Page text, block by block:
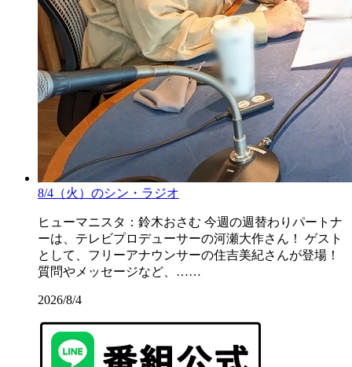
8/4（火）のシン・ラジオ
ヒューマニスタ：鈴木おさむ 今週の週替わりパートナ
ーは、テレビプロデューサーの河瀬大作さん！ ゲスト
として、フリーアナウンサーの住吉美紀さんが登場！
質問やメッセージなど、……
2026/8/4